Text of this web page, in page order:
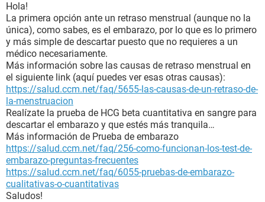
Hola!
La primera opción ante un retraso menstrual (aunque no la
única), como sabes, es el embarazo, por lo que es lo primero
y más simple de descartar puesto que no requieres a un
médico necesariamente.
Más información sobre las causas de retraso menstrual en
el siguiente link (aquí puedes ver esas otras causas):
https://salud.ccm.net/faq/5655-las-causas-de-un-retraso-de-
la-menstruacion
Realízate la prueba de HCG beta cuantitativa en sangre para
descartar el embarazo y que estés más tranquila…
Más información de Prueba de embarazo
https://salud.ccm.net/faq/256-como-funcionan-los-test-de-
embarazo-preguntas-frecuentes
https://salud.ccm.net/faq/6055-pruebas-de-embarazo-
cualitativas-o-cuantitativas
Saludos!